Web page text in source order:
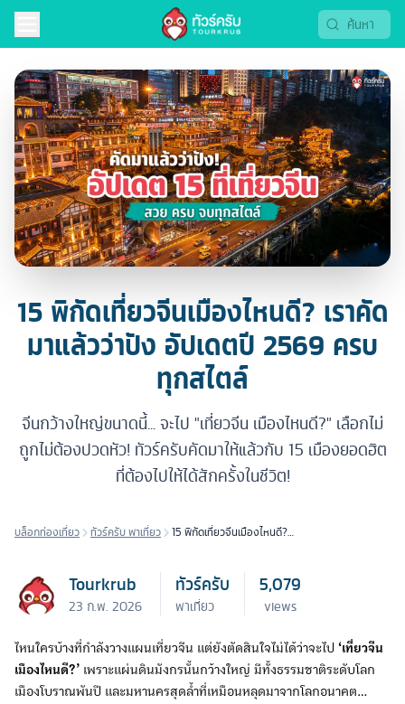
15 พิกัดเที่ยวจีนเมืองไหนดี? เราคัด
มาแล้วว่าปัง อัปเดตปี 2569 ครบ
ทุกสไตล์
จีนกว้างใหญ่ขนาดนี้... จะไป "เที่ยวจีน เมืองไหนดี?" เลือกไม่
ถูกไม่ต้องปวดหัว! ทัวร์ครับคัดมาให้แล้วกับ 15 เมืองยอดฮิต
ที่ต้องไปให้ได้สักครั้งในชีวิต!
บล็อกท่องเที่ยว ทัวร์ครับ พาเที่ยว
15 พิกัดเที่ยวจีนเมืองไหนดี?
Tourkrub
23 ก.พ. 2026
ทัวร์ครับ
พาเที่ยว
5,079
views
ไหนใครบ้างที่กำลังวางแผนเที่ยวจีน แต่ยังตัดสินใจไม่ได้ว่าจะไป ‘เที่ยวจีน
เมืองไหนดี?’ เพราะแผ่นดินมังกรนั้นกว้างใหญ่ มีทั้งธรรมชาติระดับโลก
เมืองโบราณพันปี และมหานครสุดล้ำที่เหมือนหลุดมาจากโลกอนาคต…